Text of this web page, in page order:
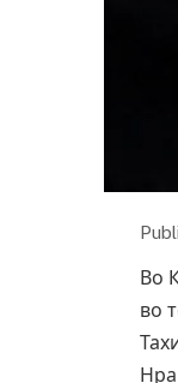
Во
во
Нра